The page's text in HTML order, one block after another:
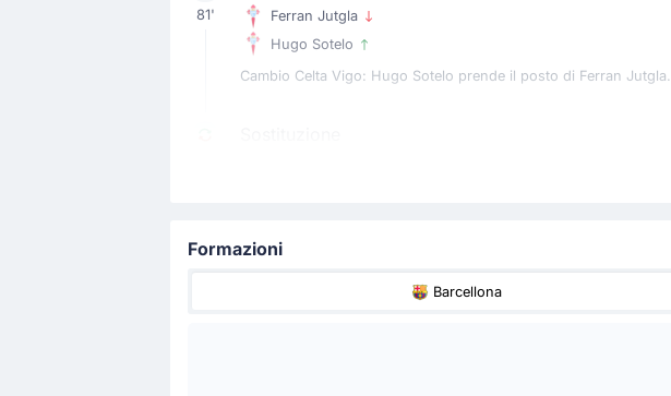
81'
Ferran Jutgla
Hugo Sotelo
Cambio Celta Vigo: Hugo Sotelo prende il posto di Ferran Jutgla.
Formazioni
Barcellona